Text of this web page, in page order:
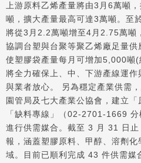
上游原料乙烯產量將由3月6萬噸
噸，擴大產量最高可達3萬噸。至
將從3月2.2萬噸增至4月2.75萬噸
協調台塑與台聚等聚乙烯廠足量供
使塑膠袋產量每月可增加5,000噸
將全力確保上、中、下游產線運
與業者放心。 另為穩定產業供需
園管局及七大產業公協會，建立
「缺料專線」（02-2701-1669
進行供需媒合。截至 3 月 31 日
報，涵蓋塑膠原料、甲醇、溶劑
域。目前已順利完成 43 件供需媒